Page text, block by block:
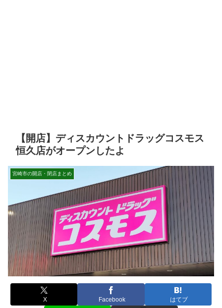
【開店】ディスカウントドラッグコスモス
恒久店がオープンしたよ
宮崎市の開店・閉店まとめ
X Facebook はてブ